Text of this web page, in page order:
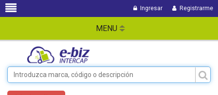
Ingresar Registrarme
MENU